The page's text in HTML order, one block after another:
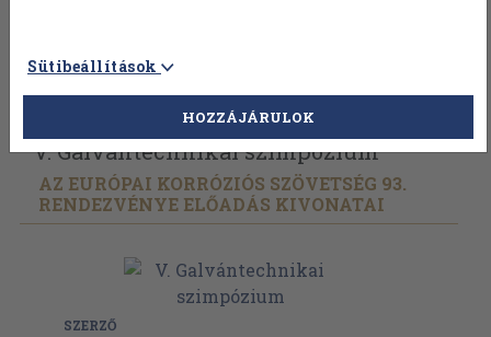
Vissza az előző oldalra Válasszon példányt
V. Galvántechnikai szimpózium
AZ EURÓPAI KORRÓZIÓS SZÖVETSÉG 93.
RENDEZVÉNYE ELŐADÁS KIVONATAI
SZERZŐ
Sütibeállítások
HOZZÁJÁRULOK